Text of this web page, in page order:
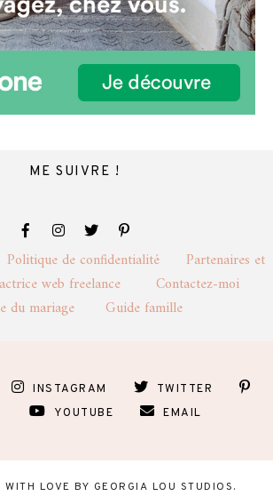
ME SUIVRE !
Politique de confidentialité Partenaires et
web freelance Contactez-moi
du mariage Guide famille
INSTAGRAM
TWITTER
YOUTUBE EMAIL
WITH LOVE BY GEORGIA LOU STUDIOS.